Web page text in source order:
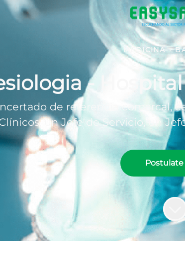
MEDICINA ·
-
de referencia comarcal,
un Jefe de Servicio, un
Postulate